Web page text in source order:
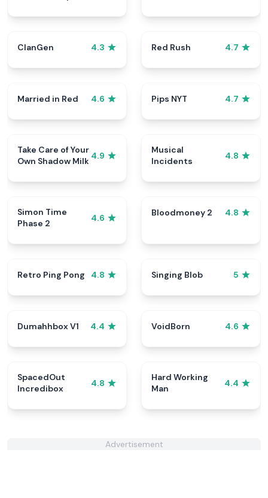
ClanGen 4.3 Red Rush 4.7
Married in Red 4.6 Pips NYT 4.7
Take Care of Your
Own Shadow Milk 4.9
Musical
Incidents
4.8
Simon Time
Phase 2
4.6
Bloodmoney 2 4.8
Retro Ping Pong 4.8 Singing Blob 5
Dumahhbox V1 4.4 VoidBorn 4.6
SpacedOut
Incredibox
4.8
Hard Working
Man
4.4
Advertisement